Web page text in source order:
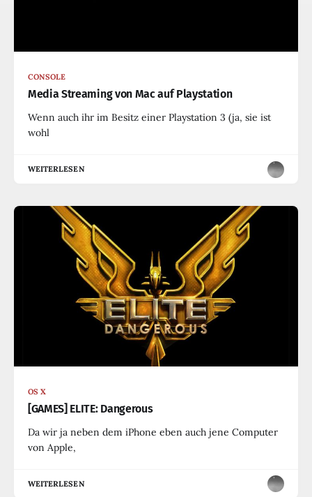
CONSOLE
Media Streaming von Mac auf Playstation
Wenn auch ihr im Besitz einer Playstation 3 (ja, sie ist
wohl
WEITERLESEN
OS X
[GAMES] ELITE: Dangerous
Da wir ja neben dem iPhone eben auch jene Computer
von Apple,
WEITERLESEN